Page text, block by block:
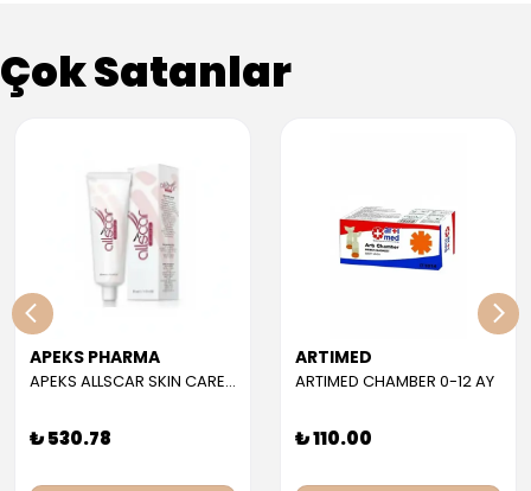
Çok Satanlar
APEKS PHARMA
APEKS ALLSCAR SKIN CARE GEL 30 ML
₺ 530.78
ARTIMED
ARTIMED CHAMBER 0-12 AY
₺ 110.00